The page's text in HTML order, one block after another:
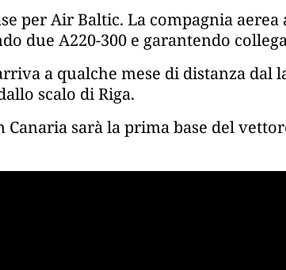
per Air Baltic. La compagnia
due A220-300 e garantendo
a qualche mese di distanza
scalo di Riga.
Canaria sarà la prima base del